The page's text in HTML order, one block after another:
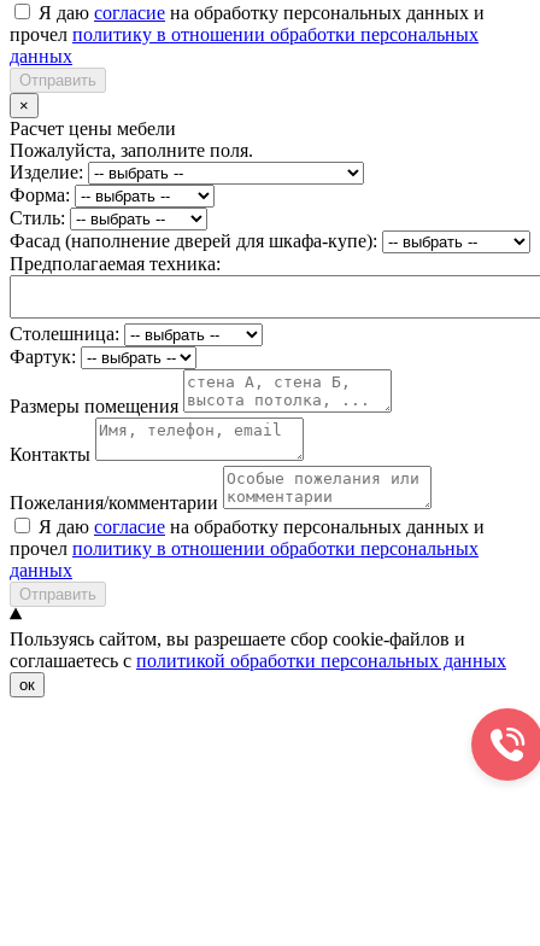
Я даю согласие на обработку персональных данных и
прочел политику в отношении обработки персональных
данных
Отправить
×
Расчет цены мебели
Пожалуйста, заполните поля.
Изделие:
Форма:
Стиль:
Фасад (наполнение дверей для шкафа-купе):
Предполагаемая техника:
Столешница:
Фартук:
Размеры помещения
Контакты
Пожелания/комментарии
Я даю согласие на обработку персональных данных и
прочел политику в отношении обработки персональных
данных
Отправить
Пользуясь сайтом, вы разрешаете сбор cookie-файлов и
соглашаетесь с политикой обработки персональных данных
ок